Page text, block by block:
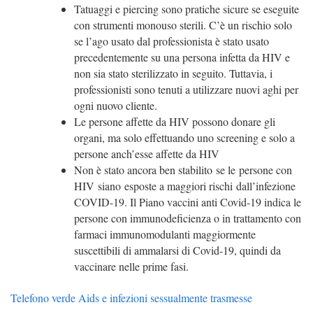
Tatuaggi e piercing sono pratiche sicure se eseguite
con strumenti monouso sterili. C’è un rischio solo
se l’ago usato dal professionista è stato usato
precedentemente su una persona infetta da HIV e
non sia stato sterilizzato in seguito. Tuttavia, i
professionisti sono tenuti a utilizzare nuovi aghi per
ogni nuovo cliente.
Le persone affette da HIV possono donare gli
organi, ma solo effettuando uno screening e solo a
persone anch’esse affette da HIV
Non è stato ancora ben stabilito se le persone con
HIV siano esposte a maggiori rischi dall’infezione
COVID-19. Il Piano vaccini anti Covid-19 indica le
persone con immunodeficienza o in trattamento con
farmaci immunomodulanti maggiormente
suscettibili di ammalarsi di Covid-19, quindi da
vaccinare nelle prime fasi.
Telefono verde Aids e infezioni sessualmente trasmesse